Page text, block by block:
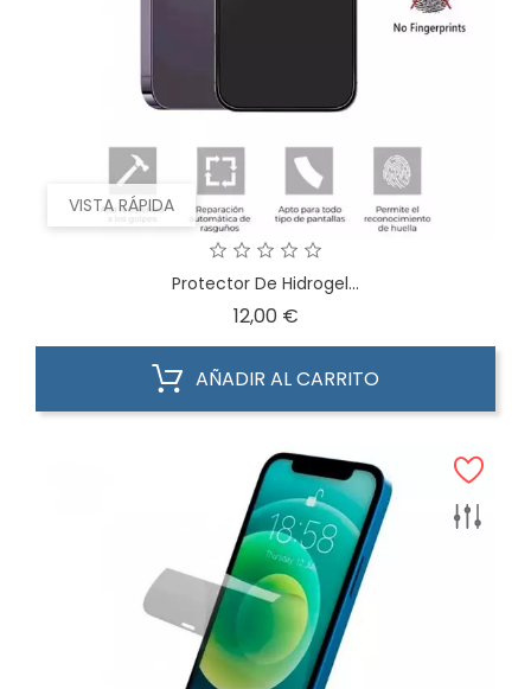
VISTA RÁPIDA
Protector De Hidrogel...
12,00 €Precio
AÑADIR AL CARRITO